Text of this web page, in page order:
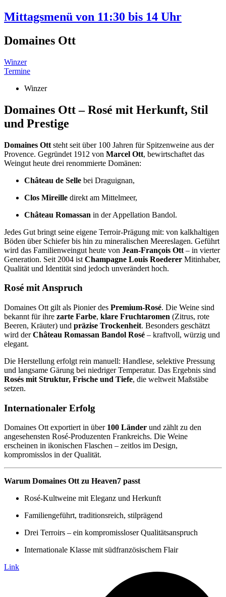
Mittagsmenü von 11:30 bis 14 Uhr
Domaines Ott
Winzer
Termine
Winzer
Domaines Ott – Rosé mit Herkunft, Stil
und Prestige
Domaines Ott steht seit über 100 Jahren für Spitzenweine aus der
Provence. Gegründet 1912 von Marcel Ott, bewirtschaftet das
Weingut heute drei renommierte Domänen:
Château de Selle bei Draguignan,
Clos Mireille direkt am Mittelmeer,
Château Romassan in der Appellation Bandol.
Jedes Gut bringt seine eigene Terroir-Prägung mit: von kalkhaltigen
Böden über Schiefer bis hin zu mineralischen Meereslagen. Geführt
wird das Familienweingut heute von Jean-François Ott – in vierter
Generation. Seit 2004 ist Champagne Louis Roederer Mitinhaber,
Qualität und Identität sind jedoch unverändert hoch.
Rosé mit Anspruch
Domaines Ott gilt als Pionier des Premium-Rosé. Die Weine sind
bekannt für ihre zarte Farbe, klare Fruchtaromen (Zitrus, rote
Beeren, Kräuter) und präzise Trockenheit. Besonders geschätzt
wird derChâteau Romassan Bandol Rosé – kraftvoll, würzig und
elegant.
Die Herstellung erfolgt rein manuell: Handlese, selektive Pressung
und langsame Gärung bei niedriger Temperatur. Das Ergebnis sind
Rosés mit Struktur, Frische und Tiefe, die weltweit Maßstäbe
setzen.
Internationaler Erfolg
Domaines Ott exportiert in über 100 Länder und zählt zu den
angesehensten Rosé-Produzenten Frankreichs. Die Weine
erscheinen in ikonischen Flaschen – zeitlos im Design,
kompromisslos in der Qualität.
Warum Domaines Ott zu Heaven7 passt
Rosé-Kultweine mit Eleganz und Herkunft
Familiengeführt, traditionsreich, stilprägend
Drei Terroirs – ein kompromissloser Qualitätsanspruch
Internationale Klasse mit südfranzösischem Flair
Link